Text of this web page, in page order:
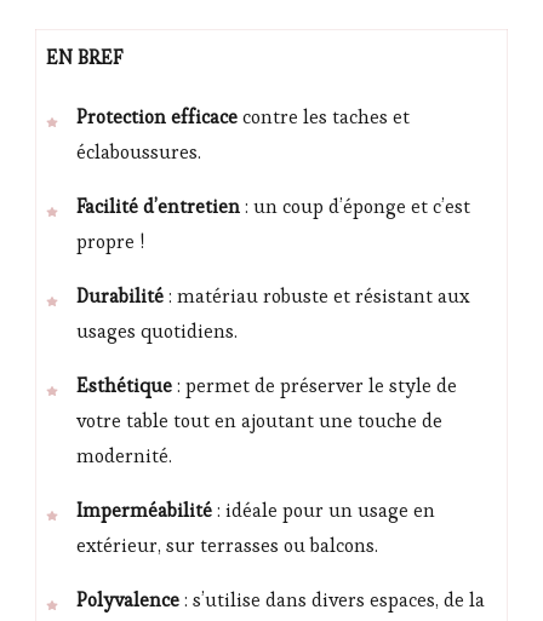
EN BREF
Protection efficacecontre les taches et
éclaboussures.
Facilité d’entretien: un coup d’éponge et c’est
propre !
Durabilité: matériau robuste et résistant aux
usages quotidiens.
Esthétique: permet de préserver le style de
votre table tout en ajoutant une touche de
modernité.
Imperméabilité: idéale pour un usage en
extérieur, sur terrasses ou balcons.
Polyvalence: s’utilise dans divers espaces, de la